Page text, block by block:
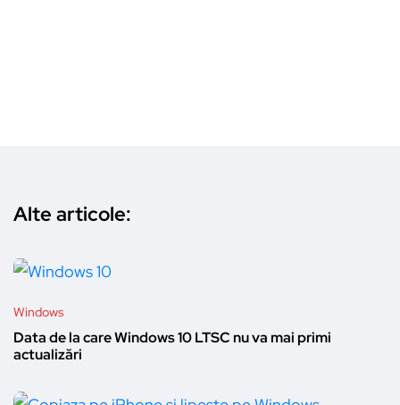
Alte articole:
Windows
Data de la care Windows 10 LTSC nu va mai primi
actualizări